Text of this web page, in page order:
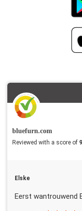
bluefurn.com
Reviewed with a score of
Elske
Eerst wantrouwend